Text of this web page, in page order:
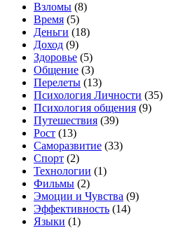
Взломы (8)
Время (5)
Деньги (18)
Доход (9)
Здоровье (5)
Общение (3)
Перелеты (13)
Психология Личности (35)
Психология общения (9)
Путешествия (39)
Рост (13)
Саморазвитие (33)
Спорт (2)
Технологии (1)
Фильмы (2)
Эмоции и Чувства (9)
Эффективность (14)
Языки (1)